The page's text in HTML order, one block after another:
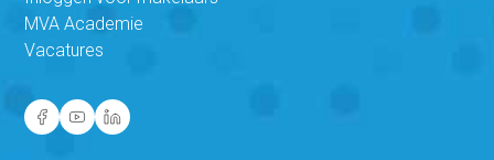
MVA Academie
Vacatures